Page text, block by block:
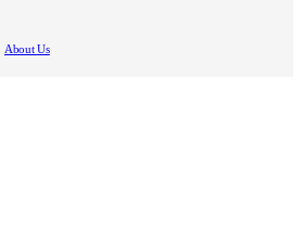
About Us